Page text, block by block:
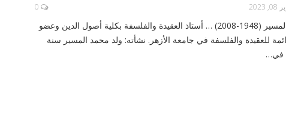
0
محمد سيد أحمد المسير (1948-2008) … أستاذ العقيدة والفلسفة بكلية أصول الدين وعضو
للعقيدة والفلسفة في جامعة الأزهر. نشأته: ولد محمد المسير سنة